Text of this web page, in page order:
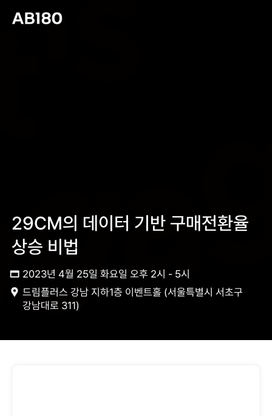
29CM의 데이터 기반 구매전환율
상승 비법
2023년 4월 25일 화요일 오후 2시 - 5시
드림플러스 강남 지하1층 이벤트홀 (서울특별시 서초구
강남대로 311)